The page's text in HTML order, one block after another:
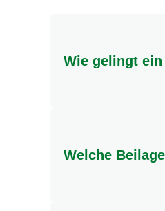
Wie gelingt
Welche